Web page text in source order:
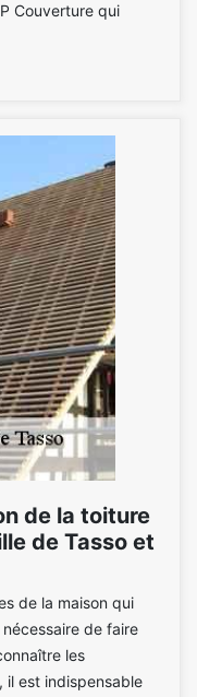
Couverture qui
de la toiture
de Tasso et
de la maison qui
de faire
les
il est indispensable